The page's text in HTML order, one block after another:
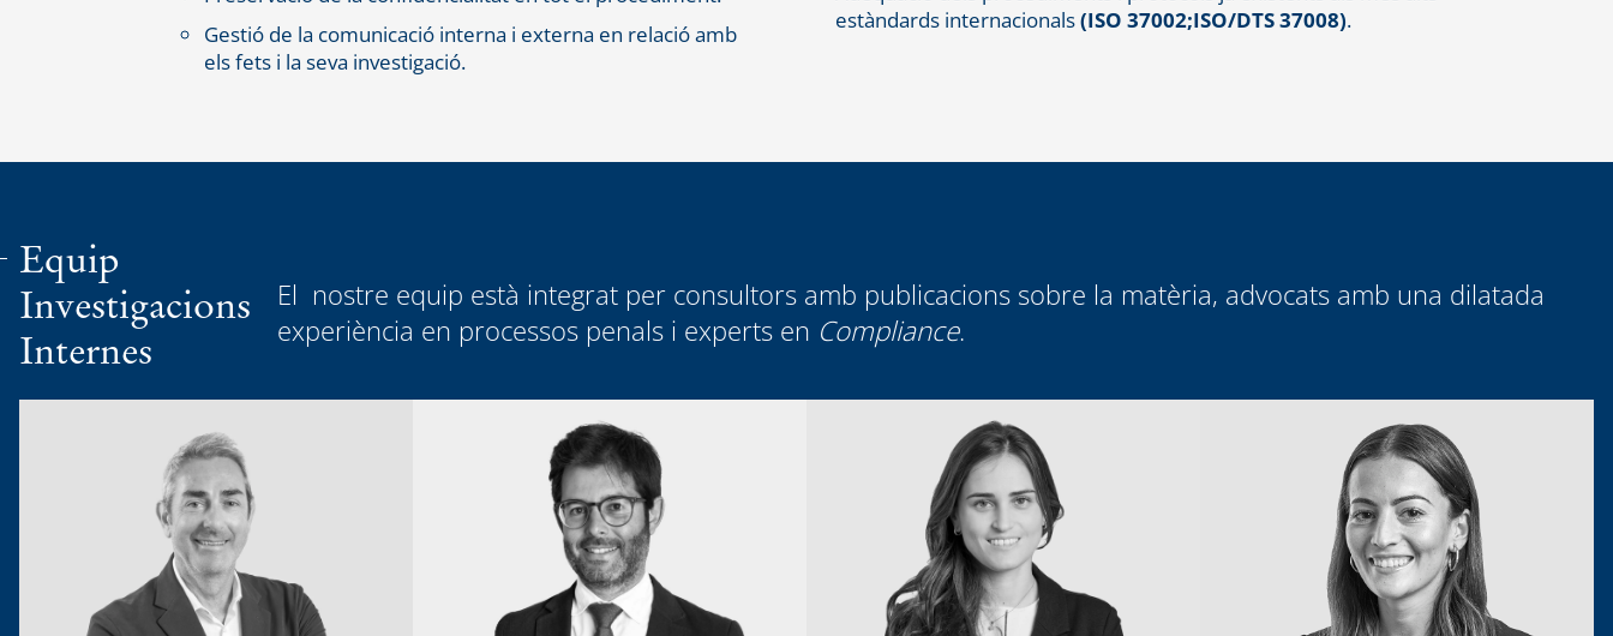
Gestió de la comunicació interna i externa en relació amb
els fets i la seva investigació.
estàndards internacionals(ISO 37002;ISO/DTS 37008).
Equip
Investigacions
Internes
El nostre equip està integrat per consultors amb publicacions sobre la matèria, advocats amb una dilatada
experiència en processos penals i experts en Compliance.